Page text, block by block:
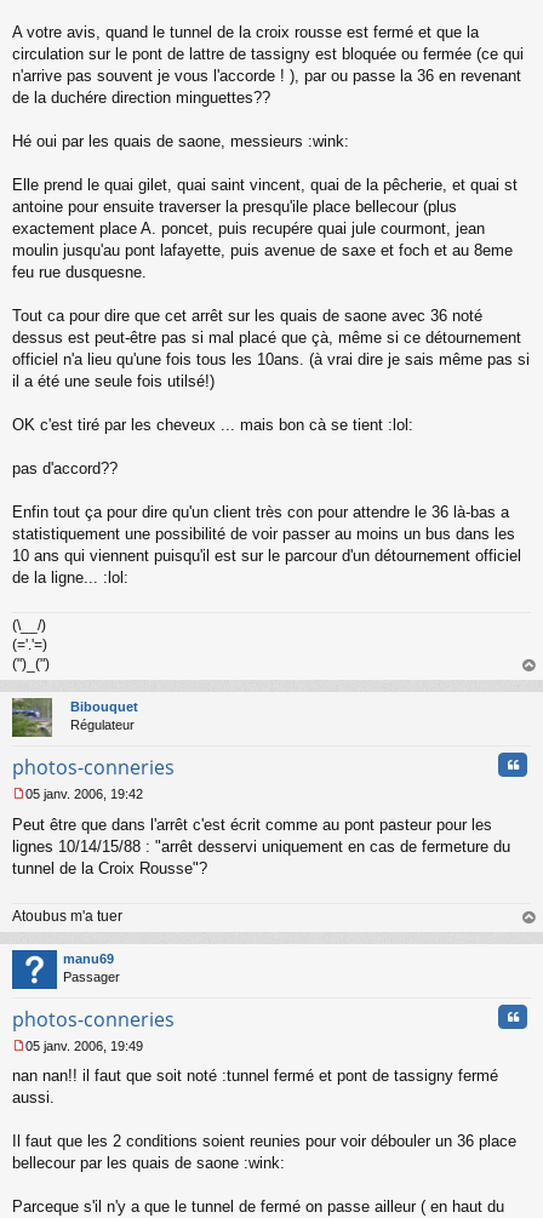
s
g
e
n
n
A votre avis, quand le tunnel de la croix rousse est fermé et que la
circulation sur le pont de lattre de tassigny est bloquée ou fermée (ce qui
n'arrive pas souvent je vous l'accorde ! ), par ou passe la 36 en revenant
de la duchére direction minguettes??
Hé oui par les quais de saone, messieurs :wink:
Elle prend le quai gilet, quai saint vincent, quai de la pêcherie, et quai st
antoine pour ensuite traverser la presqu'ile place bellecour (plus
exactement place A. poncet, puis recupére quai jule courmont, jean
moulin jusqu'au pont lafayette, puis avenue de saxe et foch et au 8eme
feu rue dusquesne.
Tout ca pour dire que cet arrêt sur les quais de saone avec 36 noté
dessus est peut-être pas si mal placé que çà, même si ce détournement
officiel n'a lieu qu'une fois tous les 10ans. (à vrai dire je sais même pas si
il a été une seule fois utilsé!)
OK c'est tiré par les cheveux ... mais bon cà se tient :lol:
pas d'accord??
Enfin tout ça pour dire qu'un client très con pour attendre le 36 là-bas a
statistiquement une possibilité de voir passer au moins un bus dans les
10 ans qui viennent puisqu'il est sur le parcour d'un détournement officiel
de la ligne... :lol:
(\__/)
(='.'=)
(")_(")
au
Bibouquet
Régulateur
photos-conneries
e
s
e
n
o
n
l
05 janv. 2006, 19:42
Peut être que dans l'arrêt c'est écrit comme au pont pasteur pour les
lignes 10/14/15/88 : "arrêt desservi uniquement en cas de fermeture du
tunnel de la Croix Rousse"?
Atoubus m'a tuer
au
manu69
Passager
photos-conneries
e
s
a
g
e
o
05 janv. 2006, 19:49
nan nan!! il faut que soit noté :tunnel fermé et pont de tassigny fermé
aussi.
Il faut que les 2 conditions soient reunies pour voir débouler un 36 place
bellecour par les quais de saone :wink:
Parceque s'il n'y a que le tunnel de fermé on passe ailleur ( en haut du